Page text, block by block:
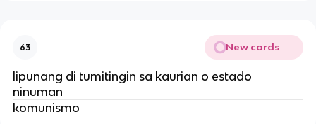
63 New cards
lipunang di tumitingin sa kaurian o estado
ninuman
komunismo